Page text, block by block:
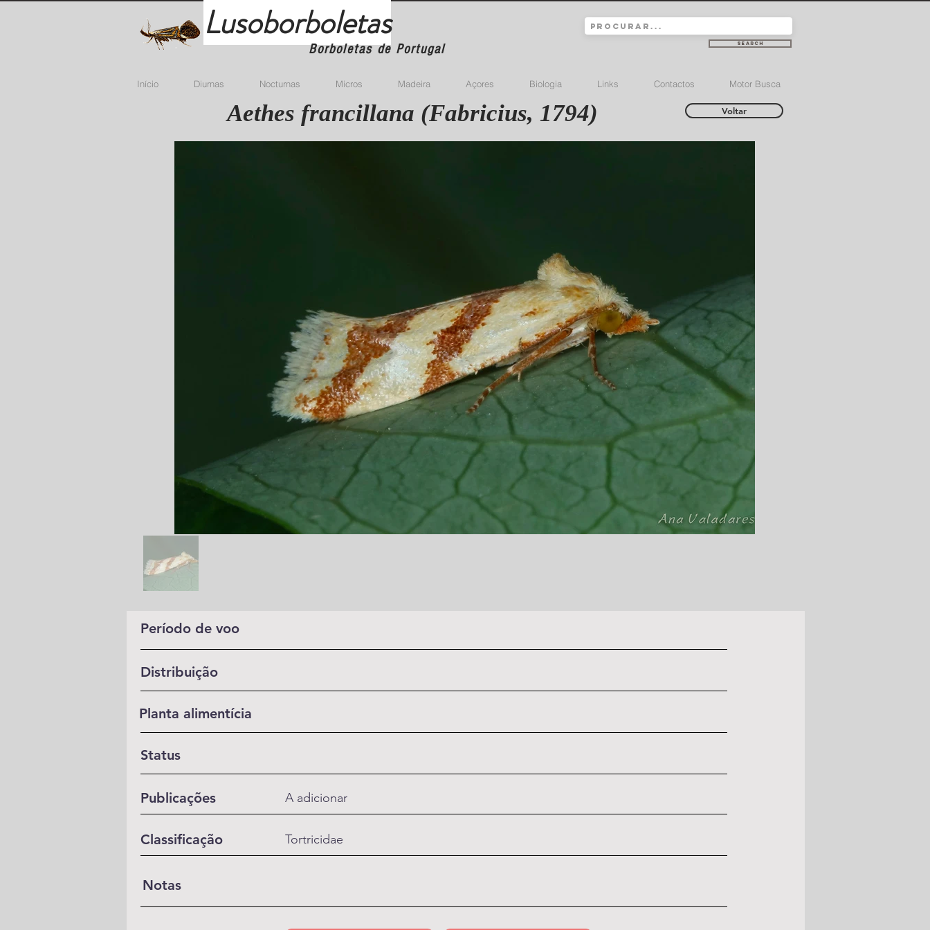
Lusoborboletas
Borboletas de Portugal Search
Início Diurnas Nocturnas Micros Madeira Açores Biologia Links Contactos Motor Busca
Aethes francillana (Fabricius, 1794) Voltar
Período de voo
Distribuição
Planta alimentícia
Status
Publicações A adicionar
Classificação Tortricidae
Notas